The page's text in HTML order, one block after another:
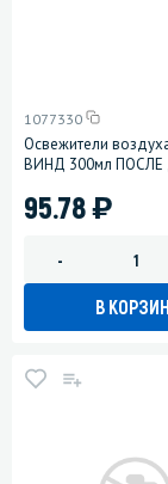
1077330
Освежители
ВИНД 300мл
95.78)
-
В